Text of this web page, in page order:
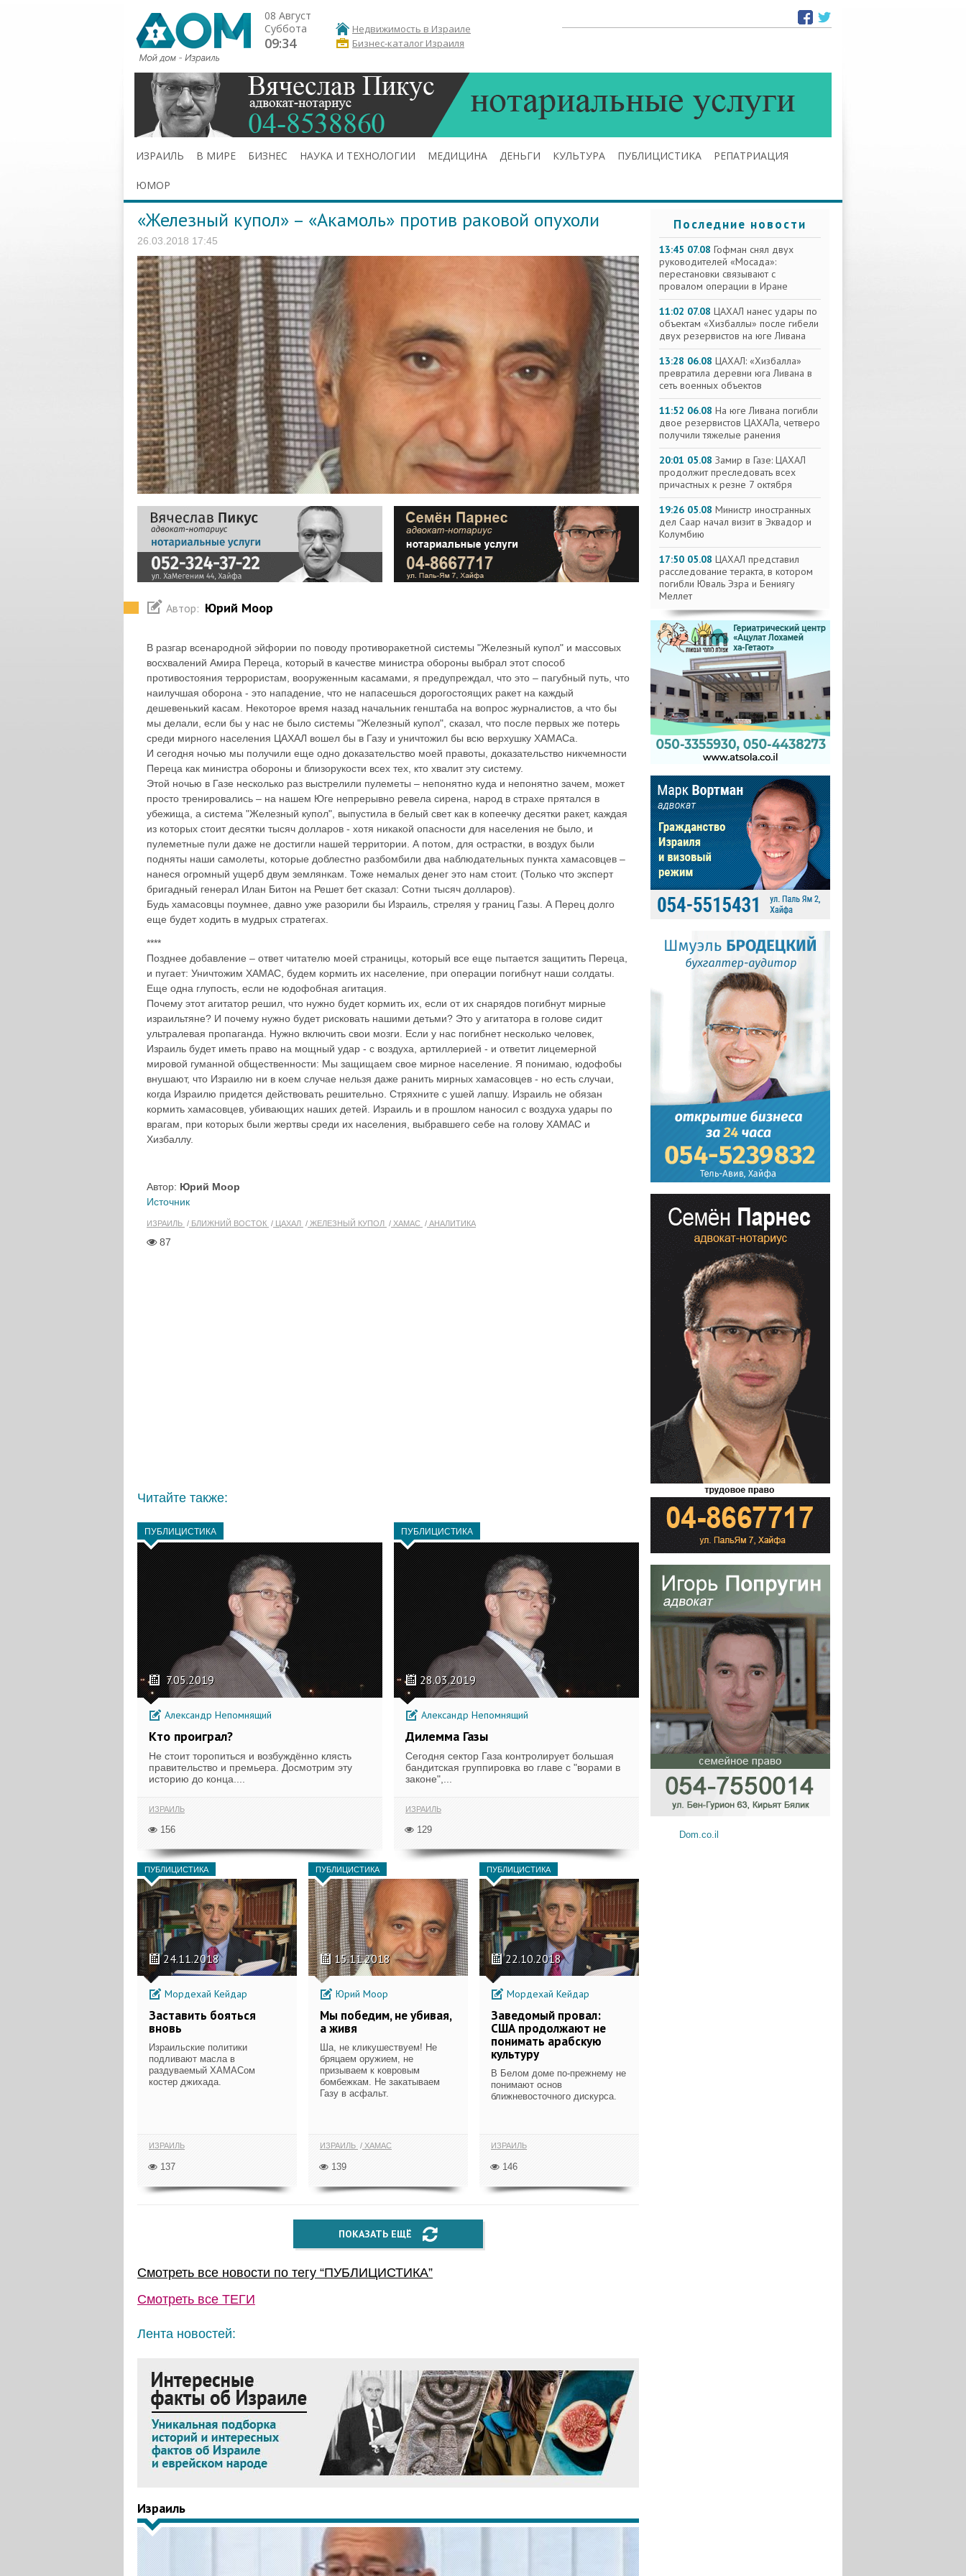
08 Август
Суббота
09:34
Недвижимость в Израиле
Бизнес-каталог Израиля
ИЗРАИЛЬ В МИРЕ БИЗНЕС НАУКА И ТЕХНОЛОГИИ МЕДИЦИНА ДЕНЬГИ КУЛЬТУРА ПУБЛИЦИСТИКА РЕПАТРИАЦИЯ
ЮМОР
«Железный купол» – «Акамоль» против раковой опухоли
26.03.2018 17:45
Автор: Юрий Моор
В разгар всенародной эйфории по поводу противоракетной системы "Железный купол" и массовых
восхвалений Амира Переца, который в качестве министра обороны выбрал этот способ
противостояния террористам, вооруженным касамами, я предупреждал, что это – пагубный путь, что
наилучшая оборона - это нападение, что не напасешься дорогостоящих ракет на каждый
дешевенький касам. Некоторое время назад начальник генштаба на вопрос журналистов, а что бы
мы делали, если бы у нас не было системы "Железный купол", сказал, что после первых же потерь
среди мирного населения ЦАХАЛ вошел бы в Газу и уничтожил бы всю верхушку ХАМАСа.
И сегодня ночью мы получили еще одно доказательство моей правоты, доказательство никчемности
Переца как министра обороны и близорукости всех тех, кто хвалит эту систему.
Этой ночью в Газе несколько раз выстрелили пулеметы – непонятно куда и непонятно зачем, может
просто тренировались – на нашем Юге непрерывно ревела сирена, народ в страхе прятался в
убежища, а система "Железный купол", выпустила в белый свет как в копеечку десятки ракет, каждая
из которых стоит десятки тысяч долларов - хотя никакой опасности для населения не было, и
пулеметные пули даже не достигли нашей территории. А потом, для острастки, в воздух были
подняты наши самолеты, которые доблестно разбомбили два наблюдательных пункта хамасовцев –
нанеся огромный ущерб двум землянкам. Тоже немалых денег это нам стоит. (Только что эксперт
бригадный генерал Илан Битон на Решет бет сказал: Сотни тысяч долларов).
Будь хамасовцы поумнее, давно уже разорили бы Израиль, стреляя у границ Газы. А Перец долго
еще будет ходить в мудрых стратегах.
****
Позднее добавление – ответ читателю моей страницы, который все еще пытается защитить Переца,
и пугает: Уничтожим ХАМАС, будем кормить их население, при операции погибнут наши солдаты.
Еще одна глупость, если не юдофобная агитация.
Почему этот агитатор решил, что нужно будет кормить их, если от их снарядов погибнут мирные
израильтяне? И почему нужно будет рисковать нашими детьми? Это у агитатора в голове сидит
ультралевая пропаганда. Нужно включить свои мозги. Если у нас погибнет несколько человек,
Израиль будет иметь право на мощный удар - с воздуха, артиллерией - и ответит лицемерной
мировой гуманной общественности: Мы защищаем свое мирное население. Я понимаю, юдофобы
внушают, что Израилю ни в коем случае нельзя даже ранить мирных хамасовцев - но есть случаи,
когда Израилю придется действовать решительно. Стряхните с ушей лапшу. Израиль не обязан
кормить хамасовцев, убивающих наших детей. Израиль и в прошлом наносил с воздуха удары по
врагам, при которых были жертвы среди их населения, выбравшего себе на голову ХАМАС и
Хизбаллу.
Автор: Юрий Моор
Источник
ИЗРАИЛЬ БЛИЖНИЙ ВОСТОК ЦАХАЛ ЖЕЛЕЗНЫЙ КУПОЛ ХАМАС АНАЛИТИКА
87
Читайте также:
ПУБЛИЦИСТИКА
7.05.2019
Александр Непомнящий
Кто проиграл?
Не стоит торопиться и возбуждённо клясть
правительство и премьера. Досмотрим эту
историю до конца....
ИЗРАИЛЬ
156
ПУБЛИЦИСТИКА
28.03.2019
Александр Непомнящий
Дилемма Газы
Сегодня сектор Газа контролирует большая
бандитская группировка во главе с "ворами в
законе",...
ИЗРАИЛЬ
129
ПУБЛИЦИСТИКА
24.11.2018
Мордехай Кейдар
Заставить бояться
вновь
Израильские политики
подливают масла в
раздуваемый ХАМАСом
костер джихада.
ИЗРАИЛЬ
137
ПУБЛИЦИСТИКА
15.11.2018
Юрий Моор
Мы победим, не убивая,
а живя
Ша, не кликушествуем! Не
бряцаем оружием, не
призываем к ковровым
бомбежкам. Не закатываем
Газу в асфальт.
ИЗРАИЛЬ ХАМАС
139
ПУБЛИЦИСТИКА
22.10.2018
Мордехай Кейдар
Заведомый провал:
США продолжают не
понимать арабскую
культуру
В Белом доме по-прежнему не
понимают основ
ближневосточного дискурса.
ИЗРАИЛЬ
146
ПОКАЗАТЬ ЕЩЁ
Смотреть все новости по тегу “ПУБЛИЦИСТИКА”
Смотреть все ТЕГИ
Лента новостей:
Израиль
Последние новости
13:45 07.08 Гофман снял двух
руководителей «Мосада»:
перестановки связывают с
провалом операции в Иране
11:02 07.08 ЦАХАЛ нанес удары по
объектам «Хизбаллы» после гибели
двух резервистов на юге Ливана
13:28 06.08 ЦАХАЛ: «Хизбалла»
превратила деревни юга Ливана в
сеть военных объектов
11:52 06.08 На юге Ливана погибли
двое резервистов ЦАХАЛа, четверо
получили тяжелые ранения
20:01 05.08 Замир в Газе: ЦАХАЛ
продолжит преследовать всех
причастных к резне 7 октября
19:26 05.08 Министр иностранных
дел Саар начал визит в Эквадор и
Колумбию
17:50 05.08 ЦАХАЛ представил
расследование теракта, в котором
погибли Юваль Эзра и Бениягу
Меллет
Dom.co.il